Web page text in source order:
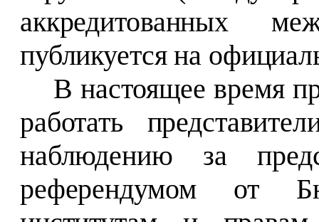
аккредитованных
публикуется на
В настоящее время
работать
наблюдению за
референдумом от